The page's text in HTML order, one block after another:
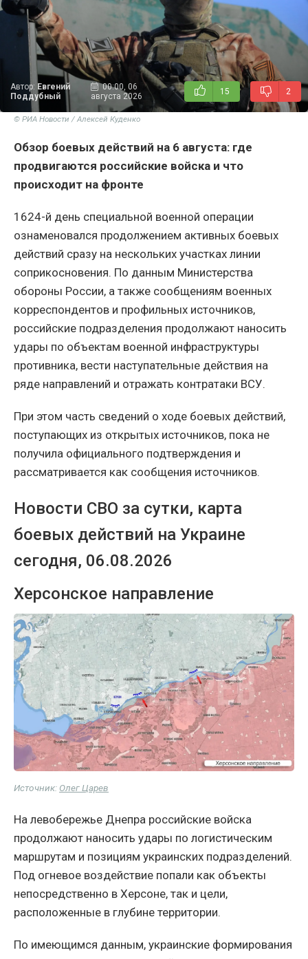
Автор: Евгений
Поддубный
00:00, 06
августа 2026
15 2
© РИА Новости / Алексей Куденко
Обзор боевых действий на 6 августа: где
продвигаются российские войска и что
происходит на фронте
1624-й день специальной военной операции
ознаменовался продолжением активных боевых
действий сразу на нескольких участках линии
соприкосновения. По данным Министерства
обороны России, а также сообщениям военных
корреспондентов и профильных источников,
российские подразделения продолжают наносить
удары по объектам военной инфраструктуры
противника, вести наступательные действия на
ряде направлений и отражать контратаки ВСУ.
При этом часть сведений о ходе боевых действий,
поступающих из открытых источников, пока не
получила официального подтверждения и
рассматривается как сообщения источников.
Новости СВО за сутки, карта
боевых действий на Украине
сегодня, 06.08.2026
Херсонское направление
Источник: Олег Царев
На левобережье Днепра российские войска
продолжают наносить удары по логистическим
маршрутам и позициям украинских подразделений.
Под огневое воздействие попали как объекты
непосредственно в Херсоне, так и цели,
расположенные в глубине территории.
По имеющимся данным, украинские формирования